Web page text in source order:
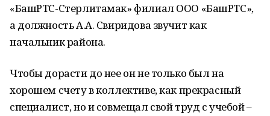
«БашРТС-Стерлитамак» филиал ООО «БашРТС»,
а должность А.А. Свиридова звучит как
начальник района.
Чтобы дорасти до нее он не только был на
хорошем счету в коллективе, как прекрасный
специалист, но и совмещал свой труд с учебой –